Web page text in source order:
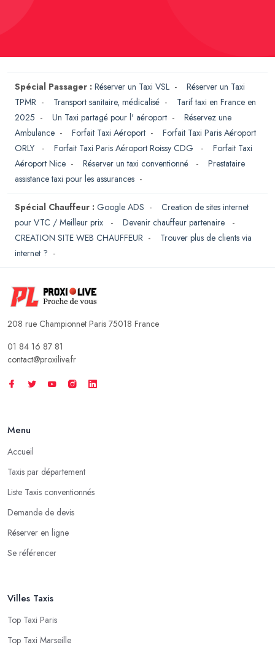
Spécial Passager : Réserver un Taxi VSL - Réserver un Taxi
TPMR - Transport sanitaire, médicalisé - Tarif taxi en France en
2025 - Un Taxi partagé pour l' aéroport - Réservez une
Ambulance - Forfait Taxi Aéroport - Forfait Taxi Paris Aéroport
ORLY
- Forfait Taxi Paris Aéroport Roissy CDG - Forfait Taxi
Aéroport Nice - Réserver un taxi conventionné - Prestataire
assistance taxi pour les assurances -
Spécial Chauffeur : Google ADS - Creation de sites internet
pour VTC / Meilleur prix
- Devenir chauffeur partenaire
-
CREATION SITE WEB CHAUFFEUR - Trouver plus de clients via
internet ? -
208 rue Championnet Paris 75018 France
01 84 16 87 81
contact@proxilive.fr
Menu
Accueil
Taxis par département
Liste Taxis conventionnés
Demande de devis
Réserver en ligne
Se référencer
Villes Taxis
Top Taxi Paris
Top Taxi Marseille